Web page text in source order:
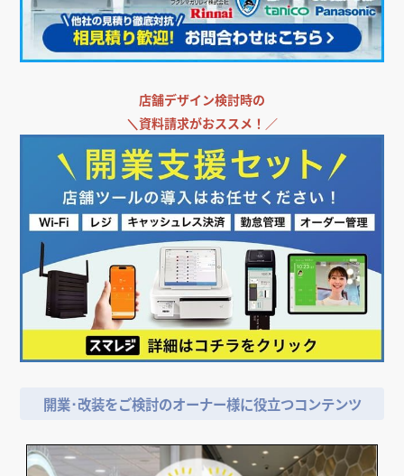
店舗デザイン検討時の
＼資料請求がおススメ！／
開業･改装をご検討のオーナー様に役立つコンテンツ